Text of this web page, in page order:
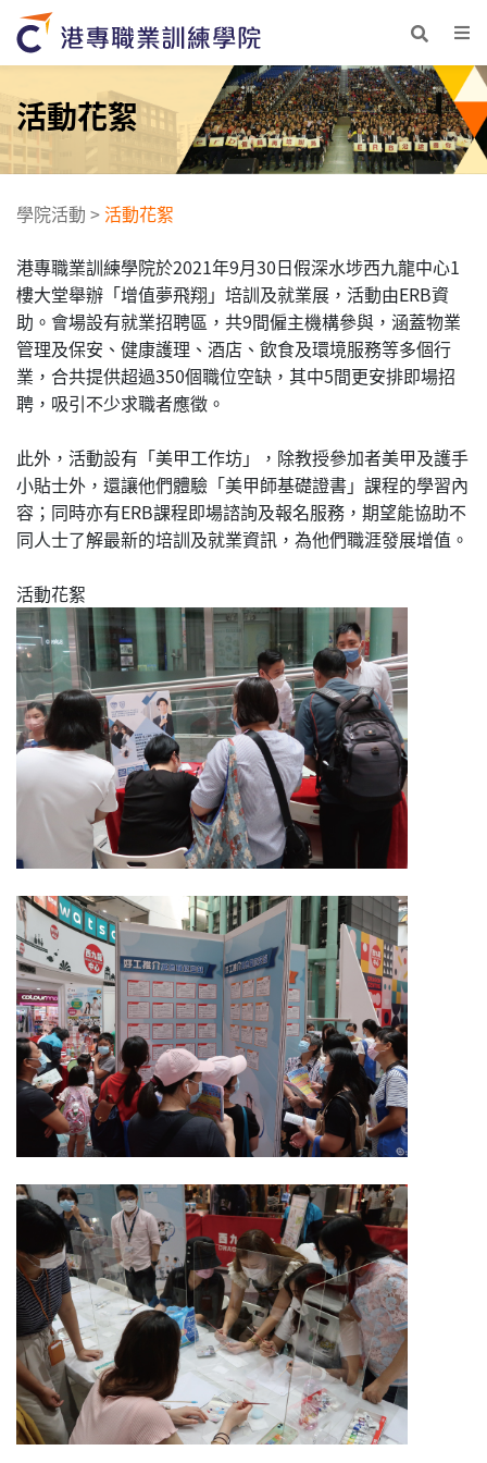
活動花絮
學院活動 >活動花絮
港專職業訓練學院於2021年9月30日假深水埗西九龍中心1
樓大堂舉辦「增值夢飛翔」培訓及就業展，活動由ERB資
助。會場設有就業招聘區，共9間僱主機構參與，涵蓋物業
管理及保安、健康護理、酒店、飲食及環境服務等多個行
業，合共提供超過350個職位空缺，其中5間更安排即場招
聘，吸引不少求職者應徵。
此外，活動設有「美甲工作坊」，除教授參加者美甲及護手
小貼士外，還讓他們體驗「美甲師基礎證書」課程的學習內
容；同時亦有ERB課程即場諮詢及報名服務，期望能協助不
同人士了解最新的培訓及就業資訊，為他們職涯發展增值。
活動花絮